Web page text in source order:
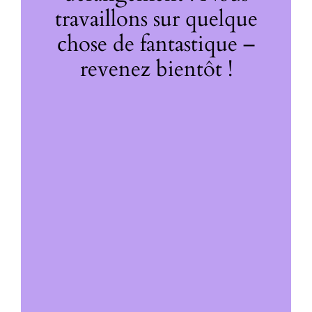
travaillons sur quelque
chose de fantastique –
revenez bientôt !